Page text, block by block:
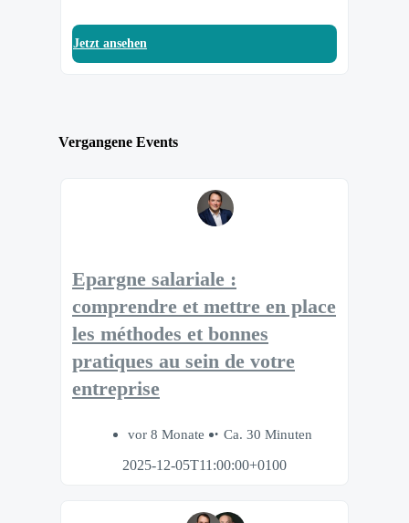
Jetzt ansehen
Vergangene Events
Epargne salariale :
comprendre et mettre en place
les méthodes et bonnes
pratiques au sein de votre
entreprise
vor 8 Monate
Ca. 30 Minuten
2025-12-05T11:00:00+0100